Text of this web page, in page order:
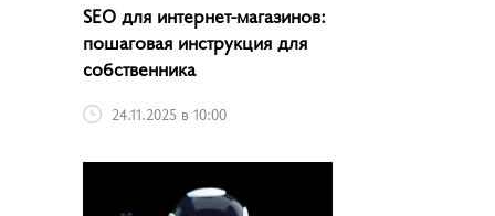
SEO для интернет-магазинов:
пошаговая инструкция для
собственника
24.11.2025 в 10:00